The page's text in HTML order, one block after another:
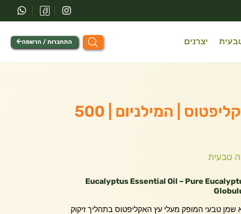
יצרנים התחברות / הרשמה
שמן אתרי אקליפטוס | המילניום | 500
טבעית
Eucalyptus Essential Oil – Pure
שמן טבעי המופק מעלי עץ האקליפטוס בתהליך זיקוק